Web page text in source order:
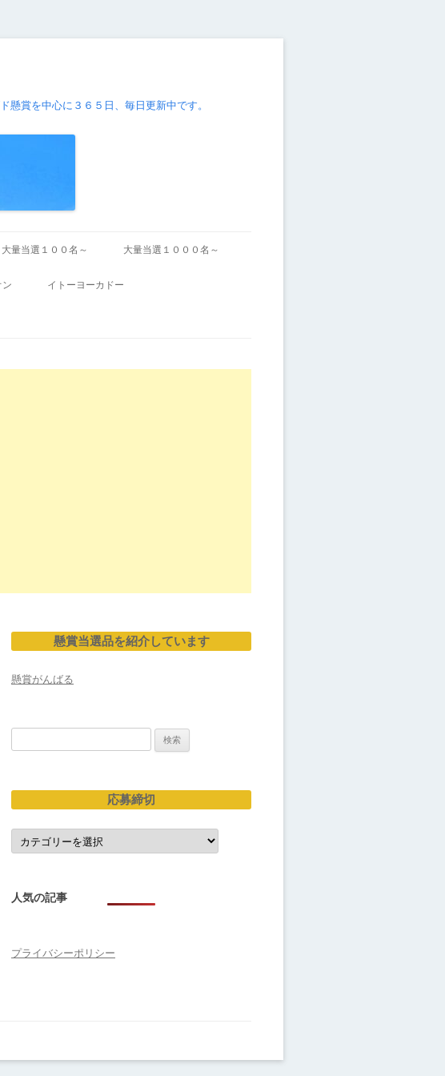
賞を中心に３６５日、毎日更新中です。
大量当選１００名～ 大量当選１０００名～
ン イトーヨーカドー
懸賞当選品を紹介しています
懸賞がんばる
応募締切
応
募
締
人気の記事
プライバシーポリシー